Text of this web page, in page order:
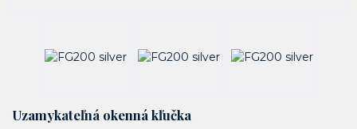
Uzamykateľná okenná kľučka